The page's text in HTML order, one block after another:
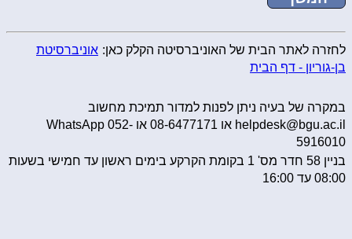
לחזרה לאתר הבית של האוניברסיטה הקלק כאן: אוניברסיטת
בן-גוריון - דף הבית
במקרה של בעיה ניתן לפנות למדור תמיכת מחשוב
helpdesk@bgu.ac.il או 08-6477171 או WhatsApp 052-
5916010
בניין 58 חדר מס' 1 בקומת הקרקע בימים ראשון עד חמישי בשעות
08:00 עד 16:00